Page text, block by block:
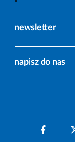
newsletter
napisz do nas